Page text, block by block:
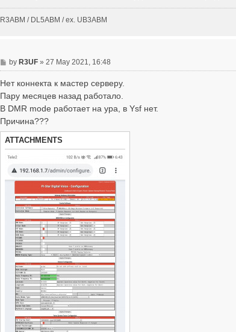
R3ABM / DL5ABM / ex. UB3ABM
P
o
s
t
byR3UF »27 May 2021, 16:48
Нет коннекта к мастер серверу.
Пару месяцев назад работало.
В DMR mode работает на ура, в Ysf нет.
Причина???
ATTACHMENTS